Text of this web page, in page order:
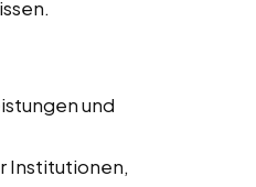
und
Institutionen,